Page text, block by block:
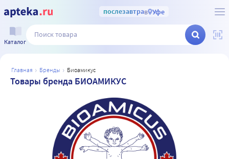
послезавтрав Уфе
Каталог
главная бренды биоамикус
Товары бренда БИОАМИКУС